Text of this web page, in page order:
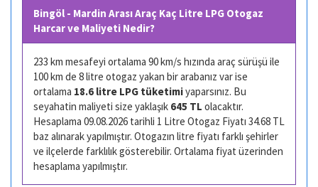
Bingöl - Mardin Arası Araç Kaç Litre LPG Otogaz
Harcar ve Maliyeti Nedir?
233 km mesafeyi ortalama 90 km/s hızında araç sürüşü ile
100 km de 8 litre otogaz yakan bir arabanız var ise
ortalama 18.6 litre LPG tüketimiyaparsınız. Bu
seyahatin maliyeti size yaklaşık 645 TL olacaktır.
Hesaplama 09.08.2026 tarihli 1 Litre Otogaz Fiyatı 34.68 TL
baz alınarak yapılmıştır. Otogazın litre fiyatı farklı şehirler
ve ilçelerde farklılık gösterebilir. Ortalama fiyat üzerinden
hesaplama yapılmıştır.